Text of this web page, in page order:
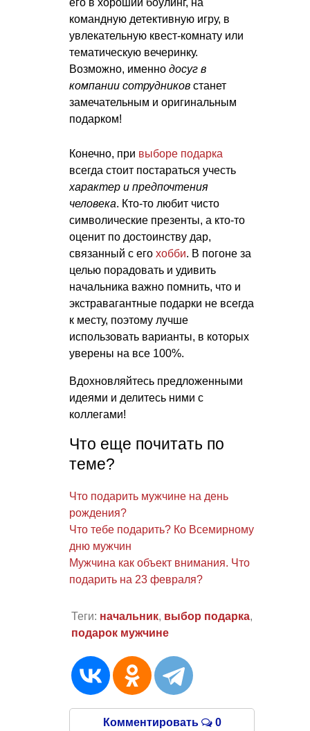
его в хороший боулинг, на
командную детективную игру, в
увлекательную квест-комнату или
тематическую вечеринку.
Возможно, именно досуг в
компании сотрудников станет
замечательным и оригинальным
подарком!
Конечно, при выборе подарка
всегда стоит постараться учесть
характер и предпочтения
человека. Кто-то любит чисто
символические презенты, а кто-то
оценит по достоинству дар,
связанный с его хобби. В погоне за
целью порадовать и удивить
начальника важно помнить, что и
экстравагантные подарки не всегда
к месту, поэтому лучше
использовать варианты, в которых
уверены на все 100%.
Вдохновляйтесь предложенными
идеями и делитесь ними с
коллегами!
Что еще почитать по
теме?
Что подарить мужчине на день
рождения?
Что тебе подарить? Ко Всемирному
дню мужчин
Мужчина как объект внимания. Что
подарить на 23 февраля?
Теги: начальник, выбор подарка,
подарок мужчине
Комментировать 0